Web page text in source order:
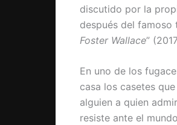
discutido por la
después del famoso
Foster Wallace”
En uno de los
casa los casetes
alguien a quien
resiste ante el